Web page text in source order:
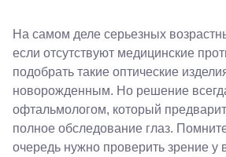
На самом деле серьезных
если отсутствуют медицинские
подобрать такие оптические
новорожденным. Но решение
офтальмологом, который
полное обследование глаз.
очередь нужно проверить зрение у
ул.
Красных
Партизан,
18
Краснодар, ул.
Ставропольская,
Краснодар,
ул. 40 лет